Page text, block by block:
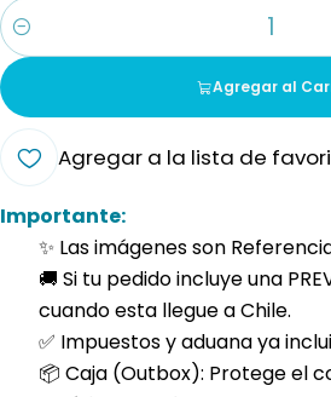
Cantidad
Agregar al
Agregar a la lista de
Importante:
✨ Las imágenes son
🚚 Si tu pedido incluye una
cuando esta llegue a Chile.
✅ Impuestos y aduana ya
📦 Caja (Outbox): Protege el